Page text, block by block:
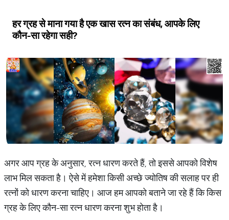
हर ग्रह से माना गया है एक खास रत्न का संबंध, आपके लिए
कौन-सा रहेगा सही?
अगर आप ग्रह के अनुसार, रत्न धारण करते हैं, तो इससे आपको विशेष
लाभ मिल सकता है। ऐसे में हमेशा किसी अच्छे ज्योतिष की सलाह पर ही
रत्नों को धारण करना चाहिए। आज हम आपको बताने जा रहे हैं कि किस
ग्रह के लिए कौन-सा रत्न धारण करना शुभ होता है।